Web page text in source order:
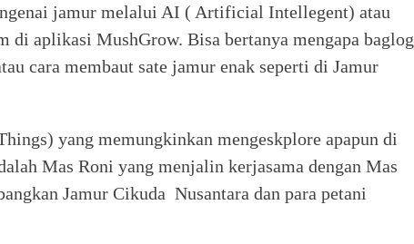
jamur melalui AI ( Artificial Intellegent) atau
di aplikasi MushGrow. Bisa bertanya mengapa baglog
cara membaut sate jamur enak seperti di Jamur
yang memungkinkan mengeskplore apapun di
Mas Roni yang menjalin kerjasama dengan Mas
Jamur Cikuda Nusantara dan para petani